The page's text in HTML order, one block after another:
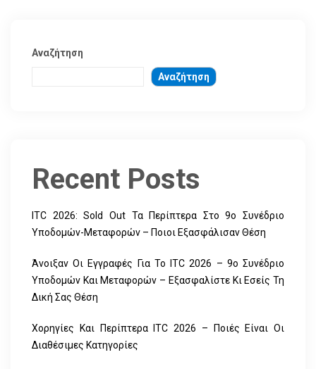
Αναζήτηση
Αναζήτηση
Recent Posts
ITC 2026: Sold Out Τα Περίπτερα Στο 9ο Συνέδριο
Υποδομών-Μεταφορών – Ποιοι Εξασφάλισαν Θέση
Άνοιξαν Οι Εγγραφές Για Το ITC 2026 – 9ο Συνέδριο
Υποδομών Και Μεταφορών – Εξασφαλίστε Κι Εσείς Τη
Δική Σας Θέση
Χορηγίες Και Περίπτερα ITC 2026 – Ποιές Είναι Οι
Διαθέσιμες Κατηγορίες